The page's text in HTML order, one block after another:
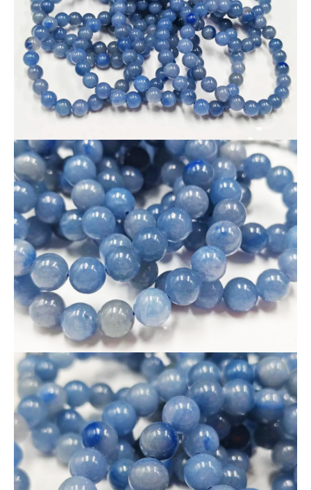
🔹 卸価格：
250円（税込）
🔹 利益率抜群！売価目安：1,000円〜1,800円
🌀 ストレス軽減・集中力UPの石としても注目
男性にも女性にも人気の落ち着いたブルーカラー。
🎁 小ロットOK！気になる方はお早めにどうぞ。